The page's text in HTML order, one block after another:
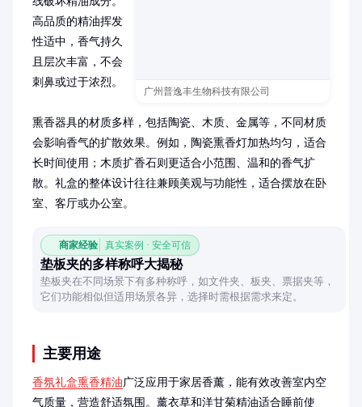
广州普逸丰生物科技有限公司
高品质的精油挥发
性适中，香气持久
且层次丰富，不会
刺鼻或过于浓烈。
熏香器具的材质多样，包括陶瓷、木质、金属等，不同材质
会影响香气的扩散效果。例如，陶瓷熏香灯加热均匀，适合
长时间使用；木质扩香石则更适合小范围、温和的香气扩
散。礼盒的整体设计往往兼顾美观与功能性，适合摆放在卧
室、客厅或办公室。
商家经验 真实案例 · 安全可信
垫板夹的多样称呼大揭秘
垫板夹在不同场景下有多种称呼，如文件夹、板夹、票据夹等，
它们功能相似但适用场景各异，选择时需根据需求来定。
主要用途
香氛礼盒熏香精油广泛应用于家居香薰，能有效改善室内空
气质量，营造舒适氛围。薰衣草和洋甘菊精油适合睡前使